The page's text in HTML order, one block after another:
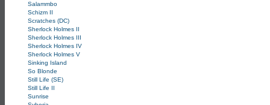
Salammbo
Schizm II
Scratches (DC)
Sherlock Holmes II
Sherlock Holmes III
Sherlock Holmes IV
Sherlock Holmes V
Sinking Island
So Blonde
Still Life (SE)
Still Life II
Sunrise